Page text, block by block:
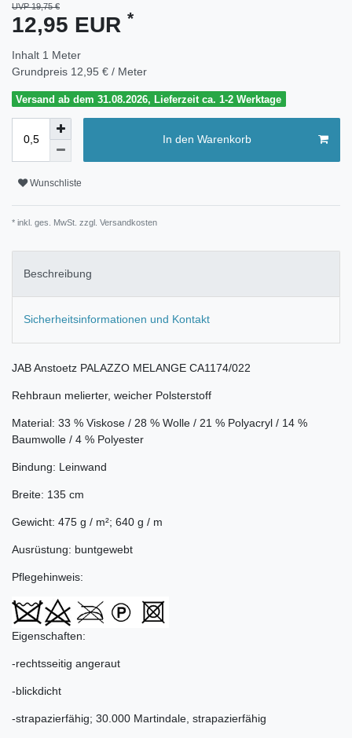
UVP 19,75 €
12,95 EUR *
Inhalt 1 Meter
Grundpreis 12,95 € / Meter
Versand ab dem 31.08.2026, Lieferzeit ca. 1-2 Werktage
In den Warenkorb
Wunschliste
* inkl. ges. MwSt. zzgl. Versandkosten
Beschreibung
Sicherheitsinformationen und Kontakt
JAB Anstoetz PALAZZO MELANGE CA1174/022
Rehbraun melierter, weicher Polsterstoff
Material: 33 % Viskose / 28 % Wolle / 21 % Polyacryl / 14 %
Baumwolle / 4 % Polyester
Bindung: Leinwand
Breite: 135 cm
Gewicht: 475 g / m²; 640 g / m
Ausrüstung: buntgewebt
Pflegehinweis:
Eigenschaften:
-rechtsseitig angeraut
-blickdicht
-strapazierfähig; 30.000 Martindale, strapazierfähig